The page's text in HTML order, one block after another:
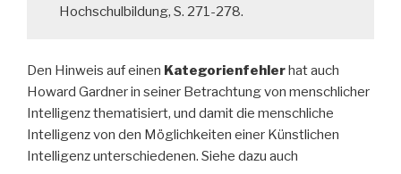
Hochschulbildung, S. 271-278.
Den Hinweis auf einen Kategorienfehlerhat auch
Howard Gardner in seiner Betrachtung von menschlicher
Intelligenz thematisiert, und damit die menschliche
Intelligenz von den Möglichkeiten einer Künstlichen
Intelligenz unterschiedenen. Siehe dazu auch